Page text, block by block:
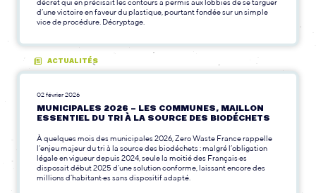
d’une victoire en faveur du plastique, pourtant fondée sur un simple
vice de procédure. Décryptage.
ACTUALITÉS
02 février 2026
MUNICIPALES 2026 – LES COMMUNES, MAILLON
ESSENTIEL DU TRI À LA SOURCE DES BIODÉCHETS
À quelques mois des municipales 2026, Zero Waste France rappelle
l’enjeu majeur du tri à la source des biodéchets : malgré l’obligation
légale en vigueur depuis 2024, seule la moitié des Français·es
disposait début 2025 d’une solution conforme, laissant encore des
millions d’habitant·es sans dispositif adapté.